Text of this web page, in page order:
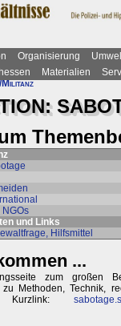
Organisierung
Materialien
Militanz
NGOs
und Links
Hilfsmittel
...
zum großen
Methoden, Technik,
Kurzlink: